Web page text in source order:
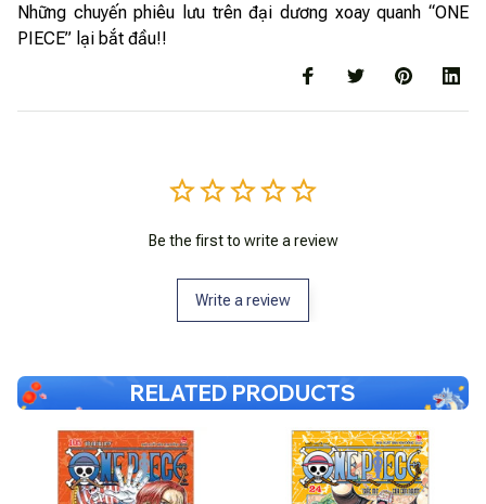
Những chuyến phiêu lưu trên đại dương xoay quanh “ONE
PIECE” lại bắt đầu!!
Be the first to write a review
Write a review
RELATED PRODUCTS